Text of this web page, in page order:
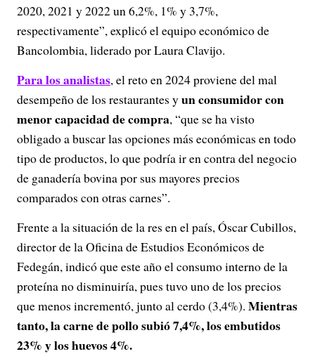
2020, 2021 y 2022 un 6,2%, 1% y 3,7%,
respectivamente”, explicó el equipo económico de
Bancolombia, liderado por Laura Clavijo.
Para los analistas, el reto en 2024 proviene del mal
desempeño de los restaurantes yun consumidor con
menor capacidad de compra, “que se ha visto
obligado a buscar las opciones más económicas en todo
tipo de productos, lo que podría ir en contra del negocio
de ganadería bovina por sus mayores precios
comparados con otras carnes”.
Frente a la situación de la res en el país, Óscar Cubillos,
director de la Oficina de Estudios Económicos de
Fedegán, indicó que este año el consumo interno de la
proteína no disminuiría, pues tuvo uno de los precios
que menos incrementó, junto al cerdo (3,4%). Mientras
tanto, la carne de pollo subió 7,4%, los embutidos
23% y los huevos 4%.